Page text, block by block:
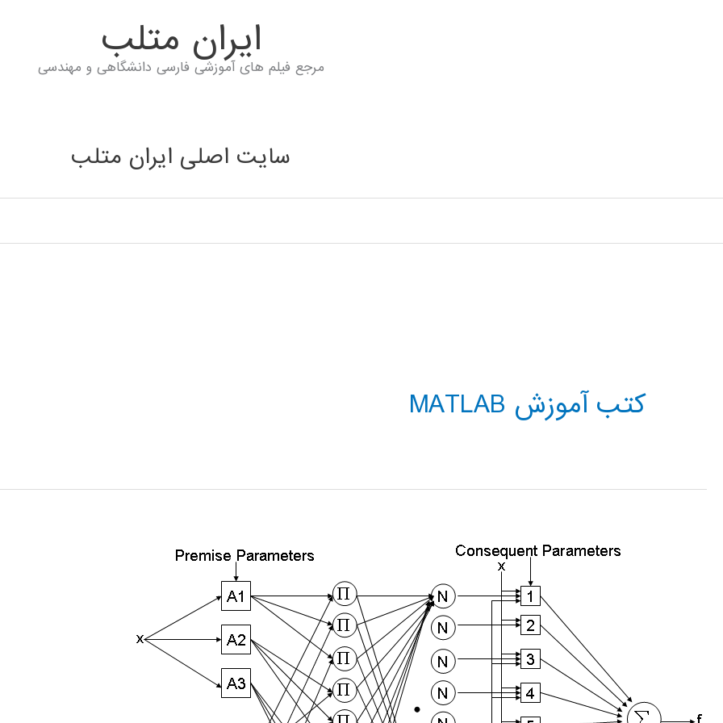
ايران متلب
مرجع فیلم های آموزشی فارسی دانشگاهی و مهندسی
سایت اصلی ایران متلب
کتب آموزش MATLAB